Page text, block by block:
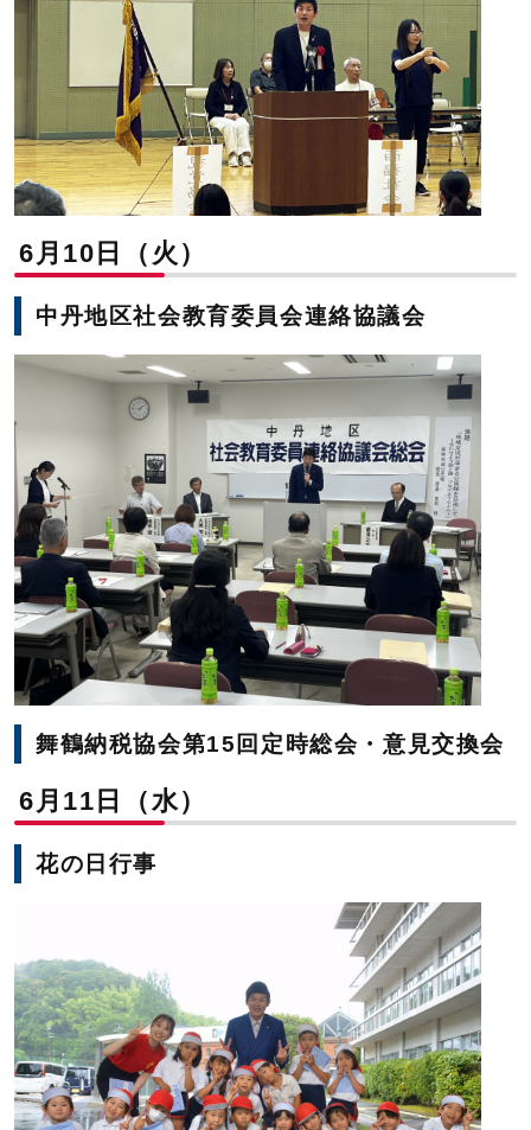
6月10日（火）
中丹地区社会教育委員会連絡協議会
舞鶴納税協会第15回定時総会・意見交換会
6月11日（水）
花の日行事